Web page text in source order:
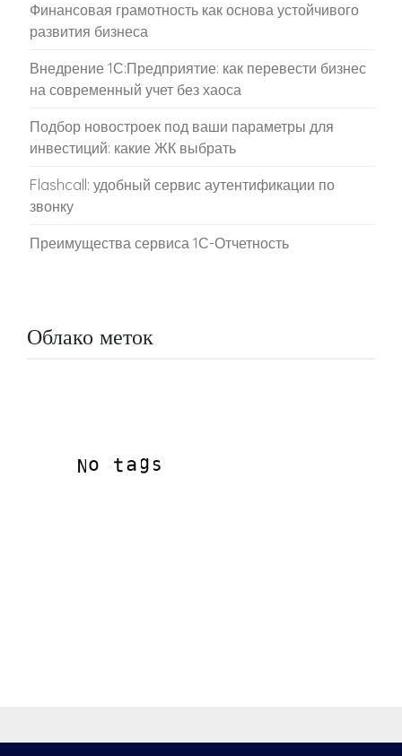
Финансовая грамотность как основа устойчивого
развития бизнеса
Внедрение 1С:Предприятие: как перевести бизнес
на современный учет без хаоса
Подбор новостроек под ваши параметры для
инвестиций: какие ЖК выбрать
Flashcall: удобный сервис аутентификации по
звонку
Преимущества сервиса 1С-Отчетность
Облако меток